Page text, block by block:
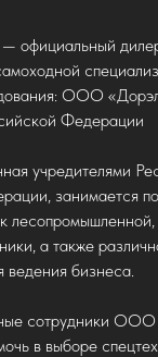
официальный
ООО
Федерации
учредителями
занимается
а также
ведения бизнеса.
сотрудники ООО
в выборе